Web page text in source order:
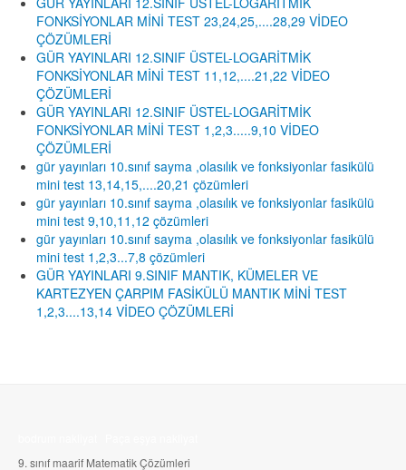
FONKSİYONLAR MİNİ TEST 23,24,25,....28,29 VİDEO
ÇÖZÜMLERİ
GÜR YAYINLARI 12.SINIF ÜSTEL-LOGARİTMİK
FONKSİYONLAR MİNİ TEST 11,12,....21,22 VİDEO
ÇÖZÜMLERİ
GÜR YAYINLARI 12.SINIF ÜSTEL-LOGARİTMİK
FONKSİYONLAR MİNİ TEST 1,2,3.....9,10 VİDEO
ÇÖZÜMLERİ
gür yayınları 10.sınıf sayma ,olasılık ve fonksiyonlar fasikülü
mini test 13,14,15,....20,21 çözümleri
gür yayınları 10.sınıf sayma ,olasılık ve fonksiyonlar fasikülü
mini test 9,10,11,12 çözümleri
gür yayınları 10.sınıf sayma ,olasılık ve fonksiyonlar fasikülü
mini test 1,2,3...7,8 çözümleri
GÜR YAYINLARI 9.SINIF MANTIK, KÜMELER VE
KARTEZYEN ÇARPIM FASİKÜLÜ MANTIK MİNİ TEST
1,2,3....13,14 VİDEO ÇÖZÜMLERİ
9. sınıf maarif Matematik Çözümleri